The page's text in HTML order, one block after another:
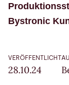
VERÖFFENTLICHT
28.10.24
Bystronic